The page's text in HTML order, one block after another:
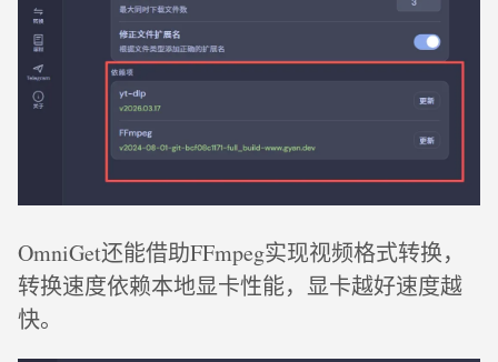
OmniGet还能借助FFmpeg实现视频格式转换，
转换速度依赖本地显卡性能，显卡越好速度越
快。